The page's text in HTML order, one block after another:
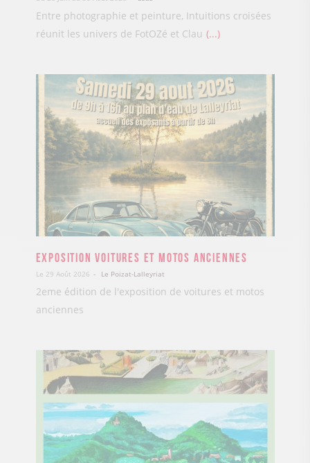
Entre photographie et peinture, Intuitions croisées
réunit les univers de FotOZé et Clau ...
Exposition voitures et motos anciennes
Le 29 Août 2026 Le Poizat-Lalleyriat
2eme édition de l'exposition de voitures et motos
anciennes